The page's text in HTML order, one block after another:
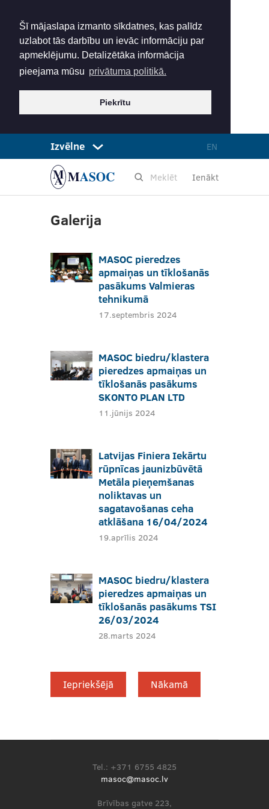
Šī mājaslapa izmanto sīkdatnes, kas palīdz
uzlabot tās darbību un ievāc informāciju par
apmeklējumu. Detalizētāka informācija
pieejama mūsu privātuma politikā.
Piekrītu
Izvēlne EN
Ienākt
Galerija
MASOC pieredzes
apmaiņas un tīklošanās
pasākums Valmieras
tehnikumā
17.septembris 2024
MASOC biedru/klastera
pieredzes apmaiņas un
tīklošanās pasākums
SKONTO PLAN LTD
11.jūnijs 2024
Latvijas Finiera Iekārtu
rūpnīcas jaunizbūvētā
Metāla pieņemšanas
noliktavas un
sagatavošanas ceha
atklāšana 16/04/2024
19.aprīlis 2024
MASOC biedru/klastera
pieredzes apmaiņas un
tīklošanās pasākums TSI
26/03/2024
28.marts 2024
Iepriekšējā Nākamā
Brīvības gatve 223,
Tel.: +371 6755 4825
masoc@masoc.lv